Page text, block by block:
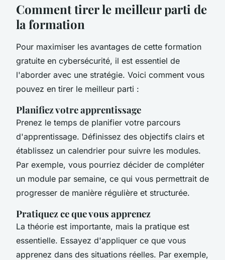
Comment tirer le meilleur parti de
la formation
Pour maximiser les avantages de cette formation
gratuite en cybersécurité, il est essentiel de
l'aborder avec une stratégie. Voici comment vous
pouvez en tirer le meilleur parti :
Planifiez votre apprentissage
Prenez le temps de planifier votre parcours
d'apprentissage. Définissez des objectifs clairs et
établissez un calendrier pour suivre les modules.
Par exemple, vous pourriez décider de compléter
un module par semaine, ce qui vous permettrait de
progresser de manière régulière et structurée.
Pratiquez ce que vous apprenez
La théorie est importante, mais la pratique est
essentielle. Essayez d'appliquer ce que vous
apprenez dans des situations réelles. Par exemple,